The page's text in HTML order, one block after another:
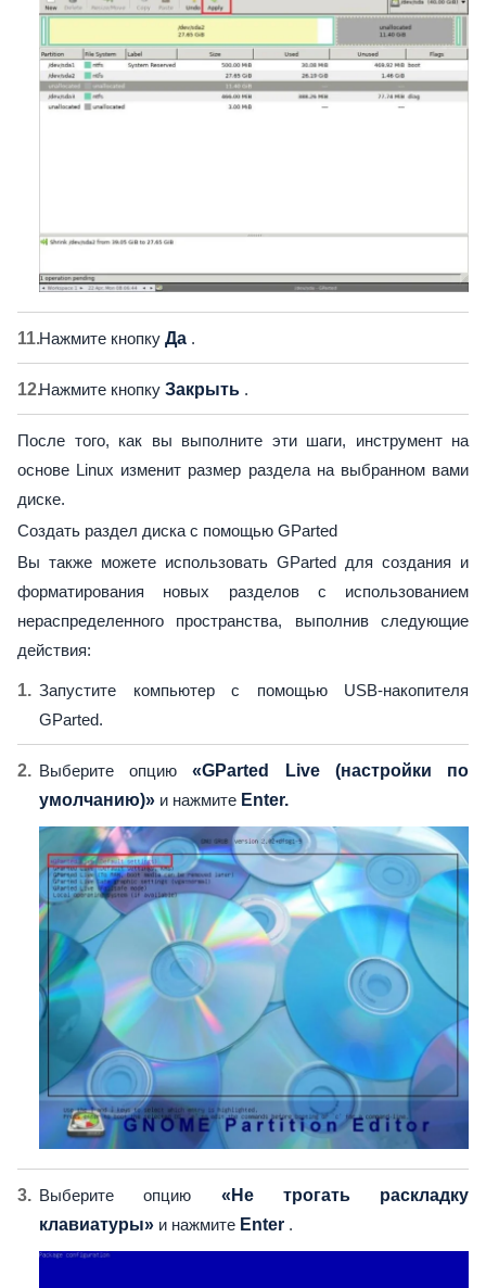
Нажмите кнопку Да .
Нажмите кнопку Закрыть .
После того, как вы выполните эти шаги, инструмент на
основе Linux изменит размер раздела на выбранном вами
диске.
Создать раздел диска с помощью GParted
Вы также можете использовать GParted для создания и
форматирования новых разделов с использованием
нераспределенного пространства, выполнив следующие
действия:
Запустите компьютер с помощью USB-накопителя
GParted.
Выберите опцию«GParted Live (настройки по
умолчанию)» и нажмите Enter.
Выберите опцию «Не трогать раскладку
клавиатуры» и нажмите Enter .